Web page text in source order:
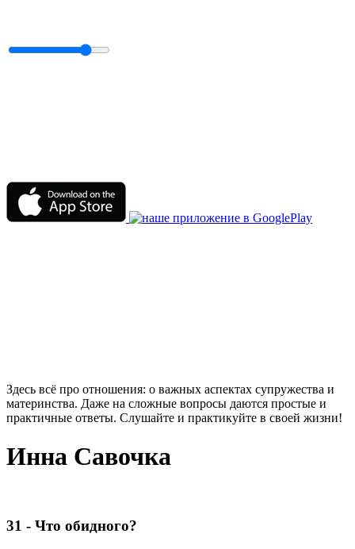
Здесь всё про отношения: о важных аспектах супружества и
материнства. Даже на сложные вопросы даются простые и
практичные ответы. Слушайте и практикуйте в своей жизни!
Инна Савочка
31 - Что обидного?